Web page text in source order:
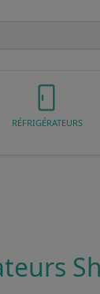
RÉFRIGÉRATEURS